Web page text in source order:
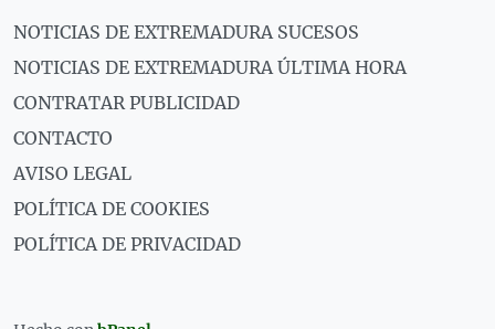
NOTICIAS DE EXTREMADURA SUCESOS
NOTICIAS DE EXTREMADURA ÚLTIMA HORA
CONTRATAR PUBLICIDAD
CONTACTO
AVISO LEGAL
POLÍTICA DE COOKIES
POLÍTICA DE PRIVACIDAD